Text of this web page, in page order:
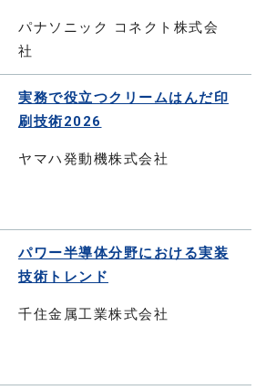
パナソニック コネクト株式会
社
実務で役立つクリームはんだ印
刷技術2026
ヤマハ発動機株式会社
パワー半導体分野における実装
技術トレンド
千住金属工業株式会社